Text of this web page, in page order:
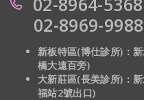
02-8969-9988
新板特區(博仕診所)：
橋大遠百旁)
大新莊區(長美診所)：
福站2號出口)